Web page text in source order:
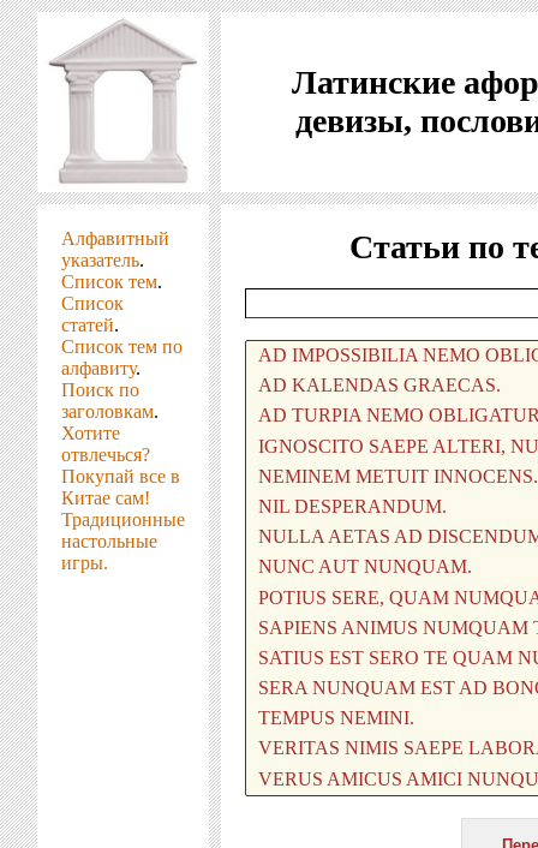
Латинские
девизы,
Алфавитный
указатель.
Список тем.
Список
статей.
Список тем по
алфавиту.
Поиск по
заголовкам.
Хотите
отвлечься?
Покупай все в
Китае сам!
Традиционные
настольные
игры.
Статьи по